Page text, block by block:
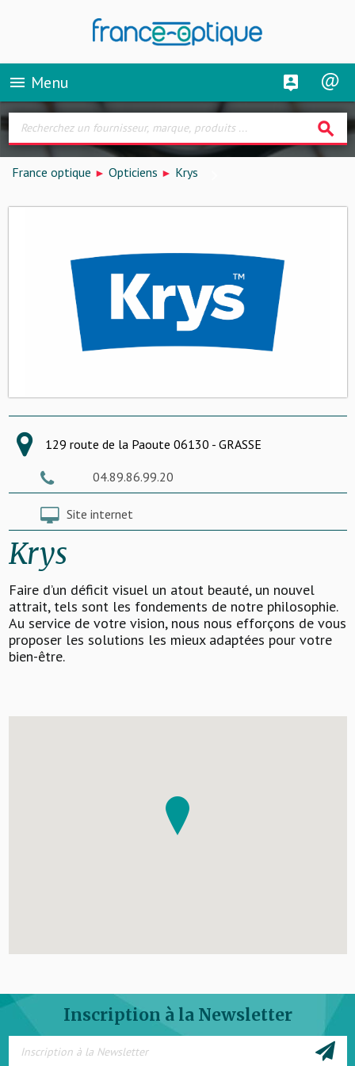
menu Menu
search
France optique Opticiens Krys
129 route de la Paoute 06130 - GRASSE
04.89.86.99.20
Site internet
Krys
Faire d’un déficit visuel un atout beauté, un nouvel
attrait, tels sont les fondements de notre philosophie.
Au service de votre vision, nous nous efforçons de vous
proposer les solutions les mieux adaptées pour votre
bien-être.
Inscription à la Newsletter